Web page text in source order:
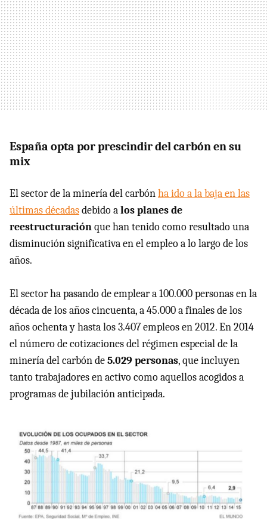
España opta por prescindir del carbón en su
mix
El sector de la minería del carbónha ido a la baja en las
últimas décadasdebido alos planes de
reestructuraciónque han tenido como resultado una
disminución significativa en el empleo a lo largo de los
años.
El sector ha pasando de emplear a 100.000 personas en la
década de los años cincuenta, a 45.000 a finales de los
años ochenta y hasta los 3.407 empleos en 2012. En 2014
el número de cotizaciones del régimen especial de la
minería del carbón de5.029 personas, que incluyen
tanto trabajadores en activo como aquellos acogidos a
programas de jubilación anticipada.